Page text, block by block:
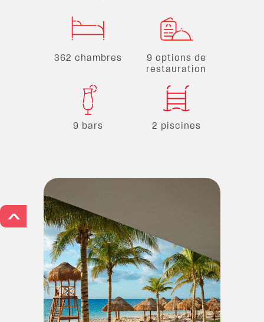
362 chambres
9 options de
restauration
9 bars 2 piscines